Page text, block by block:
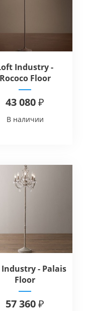
Industry -
Rococo Floor
43 080 ₽
В наличии
- Palais
Floor
57 360 ₽